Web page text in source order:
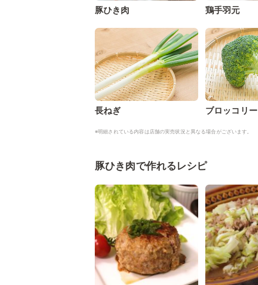
豚ひき肉 鶏手羽元
長ねぎ ブロッコリー
※明細されている内容は店舗の実売状況と異なる場合がございます。
豚ひき肉で作れるレシピ